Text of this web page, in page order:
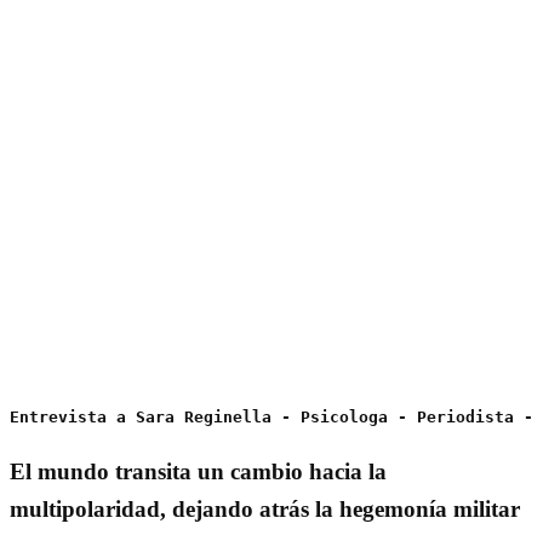
Entrevista a Sara Reginella - Psicologa - Periodista
El mundo transita un cambio hacia la
multipolaridad, dejando atrás la hegemonía militar